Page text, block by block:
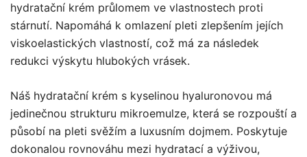
hydratační krém průlomem ve vlastnostech proti
stárnutí. Napomáhá k omlazení pleti zlepšením jejích
viskoelastických vlastností, což má za následek
redukci výskytu hlubokých vrásek.
Náš hydratační krém s kyselinou hyaluronovou má
jedinečnou strukturu mikroemulze, která se rozpouští a
působí na pleti svěžím a luxusním dojmem. Poskytuje
dokonalou rovnováhu mezi hydratací a výživou,